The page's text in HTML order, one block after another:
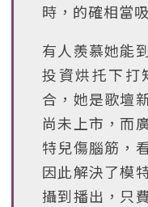
時，的確相當
有人羨慕她能
投資烘托下打
合，她是歌壇
尚未上市，而
特兒傷腦筋，
因此解決了模
攝到播出，只